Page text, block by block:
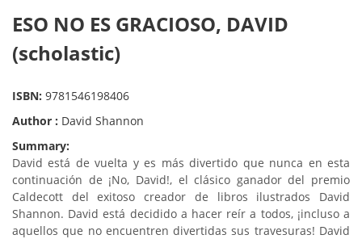
ESO NO ES GRACIOSO, DAVID
(scholastic)
ISBN: 9781546198406
Author : David Shannon
Summary:
David está de vuelta y es más divertido que nunca en esta
continuación de ¡No, David!, el clásico ganador del premio
Caldecott del exitoso creador de libros ilustrados David
Shannon. David está decidido a hacer reír a todos, ¡incluso a
aquellos que no encuentren divertidas sus travesuras! David